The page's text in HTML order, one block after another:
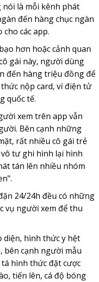
nói là mỗi kênh phát
đến hàng chục ngàn
các app.
hơn hoặc cảnh quan
gái này, người dùng
đến hàng triệu đồng để
nộp card, ví điện tử
quốc tế.
xem trên app vẫn
Bên cạnh những
rất nhiều cô gái trẻ
tư ghi hình lại hình
tán lên nhiều nhóm
24/24h đều có những
vụ người xem để thu
diện, hình thức y hệt
bên cạnh người mẫu
hình thức đặt cược
tiến lên, cá độ bóng